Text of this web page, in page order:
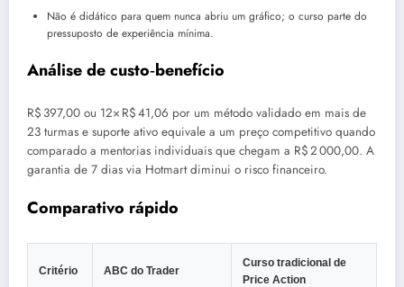
Não é didático para quem nunca abriu um gráfico; o curso parte do
pressuposto de experiência mínima.
Análise de custo‑benefício
R$ 397,00 ou 12× R$ 41,06 por um método validado em mais de
23 turmas e suporte ativo equivale a um preço competitivo quando
comparado a mentorias individuais que chegam a R$ 2 000,00. A
garantia de 7 dias via Hotmart diminui o risco financeiro.
Comparativo rápido
Critério ABC do Trader
Curso tradicional de
Price Action